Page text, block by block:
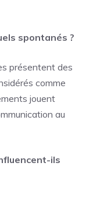
spontanés ?
présentent des
comme
jouent
au
ils